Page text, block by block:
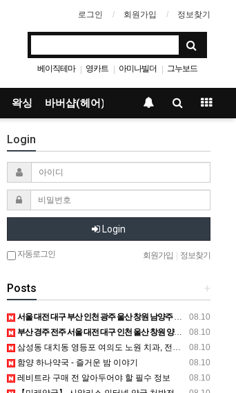
로그인 회원가입 정보찾기
베이직테마 | 영카트 | 아미나빌더 | 그누보드
왁싱 바버샵(헤어)
Login
Login
자동로그인 회원가입 정보찾기
+
Posts
08.10
서울 대전 대구 부산 인천 광주 울산 창원 남양주 이혼전문변호사 정보
08.10
부산 경주 전주 서울 대전 대구 인천 울산 창원 양산 포항 천안 평택 용인 고양 성남 수원 일수, 미용학원, 가족사진, 점집, 한복대여, 독학재수학원, 재회부적 정보
08.10
삼성동 대치동 영등포 여의도 노원 치과, 전주임플란트 대구정형외과 광주피부과 정보
08.10
함양 하나약국 - 즐거운 밤 이야기
08.10
레비트라 구매 전 알아두어야 할 필수 정보